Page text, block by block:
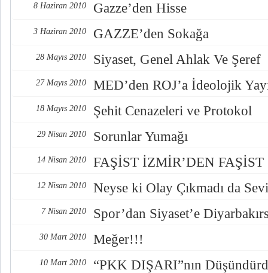
8 Haziran 2010 Gazze’den Hisse
3 Haziran 2010 GAZZE’den Sokağa
28 Mayıs 2010 Siyaset, Genel Ahlak Ve Şeref
27 Mayıs 2010 MED’den ROJ’a İdeolojik
18 Mayıs 2010 Şehit Cenazeleri ve Protokol
29 Nisan 2010 Sorunlar Yumağı
14 Nisan 2010 FAŞİST İZMİR’DEN
12 Nisan 2010 Neyse ki Olay Çıkmadı da
7 Nisan 2010 Spor’dan Siyaset’e
30 Mart 2010 Meğer!!!
10 Mart 2010 “PKK DIŞARI”nın